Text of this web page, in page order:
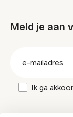
Meld je aan
Ik ga